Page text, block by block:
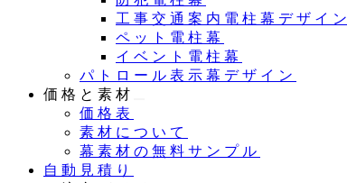
工事交通案内電柱幕デザイン
ペット電柱幕
イベント電柱幕
パトロール表示幕デザイン
価格と素材
価格表
素材について
幕素材の無料サンプル
自動見積り